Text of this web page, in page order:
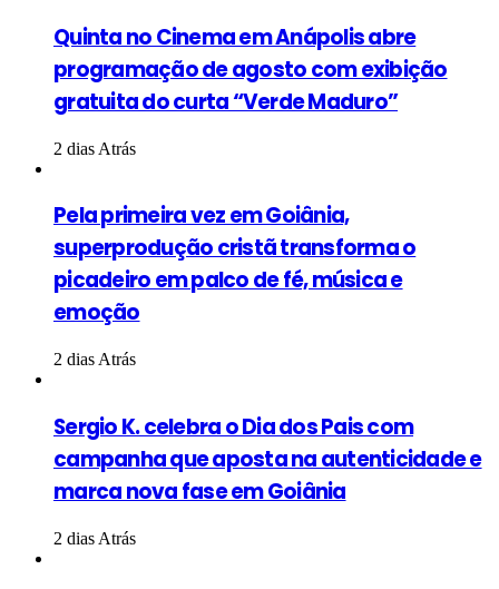
Quinta no Cinema em Anápolis abre
programação de agosto com exibição
gratuita do curta “Verde Maduro”
2 dias Atrás
Pela primeira vez em Goiânia,
superprodução cristã transforma o
picadeiro em palco de fé, música e
emoção
2 dias Atrás
Sergio K. celebra o Dia dos Pais com
campanha que aposta na autenticidade e
marca nova fase em Goiânia
2 dias Atrás